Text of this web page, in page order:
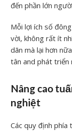
đến phần lớn
Mỗi lợi ích số
vời, không rất ít
dãn mà lại hơn
tân and phát triển
Nâng cao
nghiệt
Các quy định